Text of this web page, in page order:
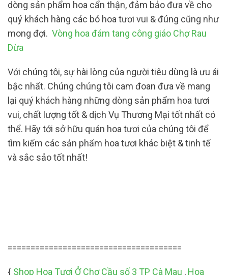
dòng sản phẩm hoa cẩn thận, đảm bảo đưa về cho
quý khách hàng các bó hoa tươi vui & đúng cũng như
mong đợi. Vòng hoa đám tang công giáo Chợ Rau
Dừa
Với chúng tôi, sự hài lòng của người tiêu dùng là ưu ái
bậc nhất. Chúng chúng tôi cam đoan đưa về mang
lại quý khách hàng những dòng sản phẩm hoa tươi
vui, chất lượng tốt & dịch Vụ Thương Mại tốt nhất có
thể. Hãy tới sở hữu quán hoa tươi của chúng tôi để
tìm kiếm các sản phẩm hoa tươi khác biệt & tinh tế
và sắc sảo tốt nhất!
======================================
{ Shop Hoa Tươi Ở Chợ Cầu số 3 TP Cà Mau , Hoa